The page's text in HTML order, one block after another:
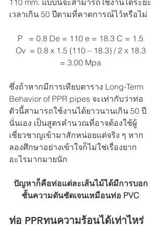
110 mm. แบบนี้จะสามารถใช้งานได้ระยะ
เวลาเกิน 50 ปีตามที่คาดการณ์ไว้หรือไม่
P   = 0.8 De = 110 e = 18.3 C = 1.5
Ov  = 0.8 x 1.5 (110 – 18.3) / 2 x 18.3
= 3.00 Mpa
ซึ่งถ้าหากมีการเทียบตาราง Long-Term
Behavior of PPR pipes จะเท่ากับว่าท่อ
ตัวนี้สามารถใช้งานได้ยาวนานเกิน 50 ปี
นั่นเอง เป็นสูตรคำนวณที่อาจต้องใช้ผู้
เชี่ยวชาญเข้ามาสักหน่อยแต่จริง ๆ หาก
ลองศึกษาอย่างเข้าใจก็ไม่ใช่เรื่องยาก
อะไรมากมายนัก
ปัญหาก็คือท่อแต่ละเส้นไม้ได้มีการบอก
ชั้นความดันชัดเจนเหมือนท่อ PVC
ท่อ PPRทนความร้อนได้เท่าไหร่